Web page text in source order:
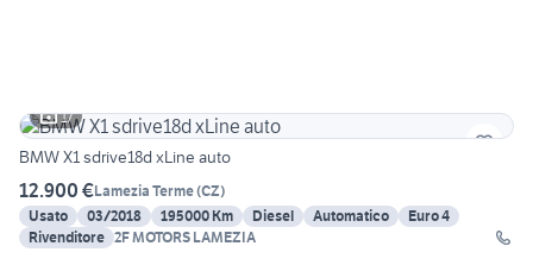
17
BMW X1 sdrive18d xLine auto
12.900 €Lamezia Terme(CZ)
Usato
03/2018 195000 Km Diesel Automatico
Euro 4
Rivenditore 2F MOTORS LAMEZIA